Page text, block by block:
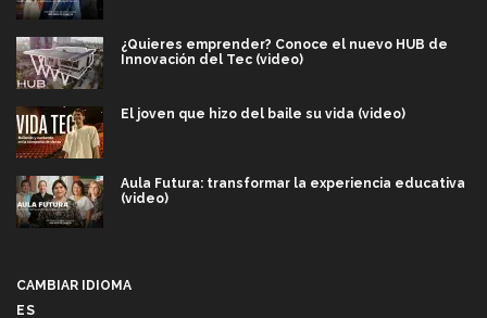
¿Quieres emprender? Conoce el nuevo HUB de
Innovación del Tec (video)
El joven que hizo del baile su vida (video)
Aula Futura: transformar la experiencia educativa
(video)
CAMBIAR IDIOMA
ES